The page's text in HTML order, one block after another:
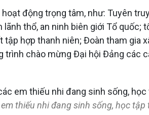
động trọng tâm, như: Tuyên
thổ, an ninh biên giới Tổ quốc;
hợp thanh niên; Đoàn tham gia
trình chào mừng Đại hội Đảng các
thiếu nhi đang sinh sống, học tập